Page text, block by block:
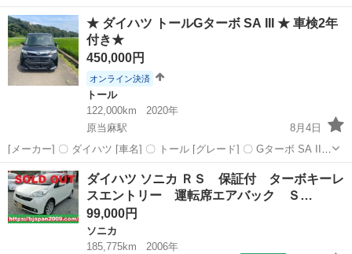
め、説明文をしっかりお読みいただき、ご質問や現車確認などお気軽
にお問合せ下さい！ ━━━━━━━━━━━━━━━━━━━━━━
その他の動画、画像はこちらか...
神奈川 厚木市 タント
★ ダイハツ トールGターボ SA III ★ 車検2年
付き★
450,000円
オンライン決済
トール
122,000km
2020年
原当麻駅
8月4日
[メーカー] 〇 ダイハツ [車名] 〇 トール [グレード] 〇 Gターボ SA III
[型式] 〇 DBA-M900S [初年度登録年月] 〇 R2/08 [走行距離] 〇 1...
神奈川 相模原市
ダイハツ ソニカ ＲＳ 保証付 ターボキーレ
スエントリー 運転席エアバック Ｓ…
99,000円
ソニカ
185,775km
2006年